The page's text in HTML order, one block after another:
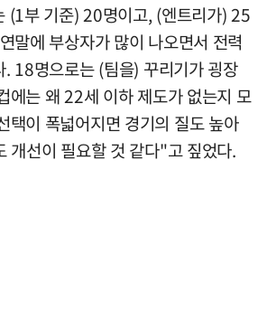
(1부 기준) 20명이고, (엔트리가) 25
말에 부상자가 많이 나오면서 전력
. 18명으로는 (팀을) 꾸리기가 굉장
에는 왜 22세 이하 제도가 없는지 모
택이 폭넓어지면 경기의 질도 높아
개선이 필요할 것 같다"고 짚었다.